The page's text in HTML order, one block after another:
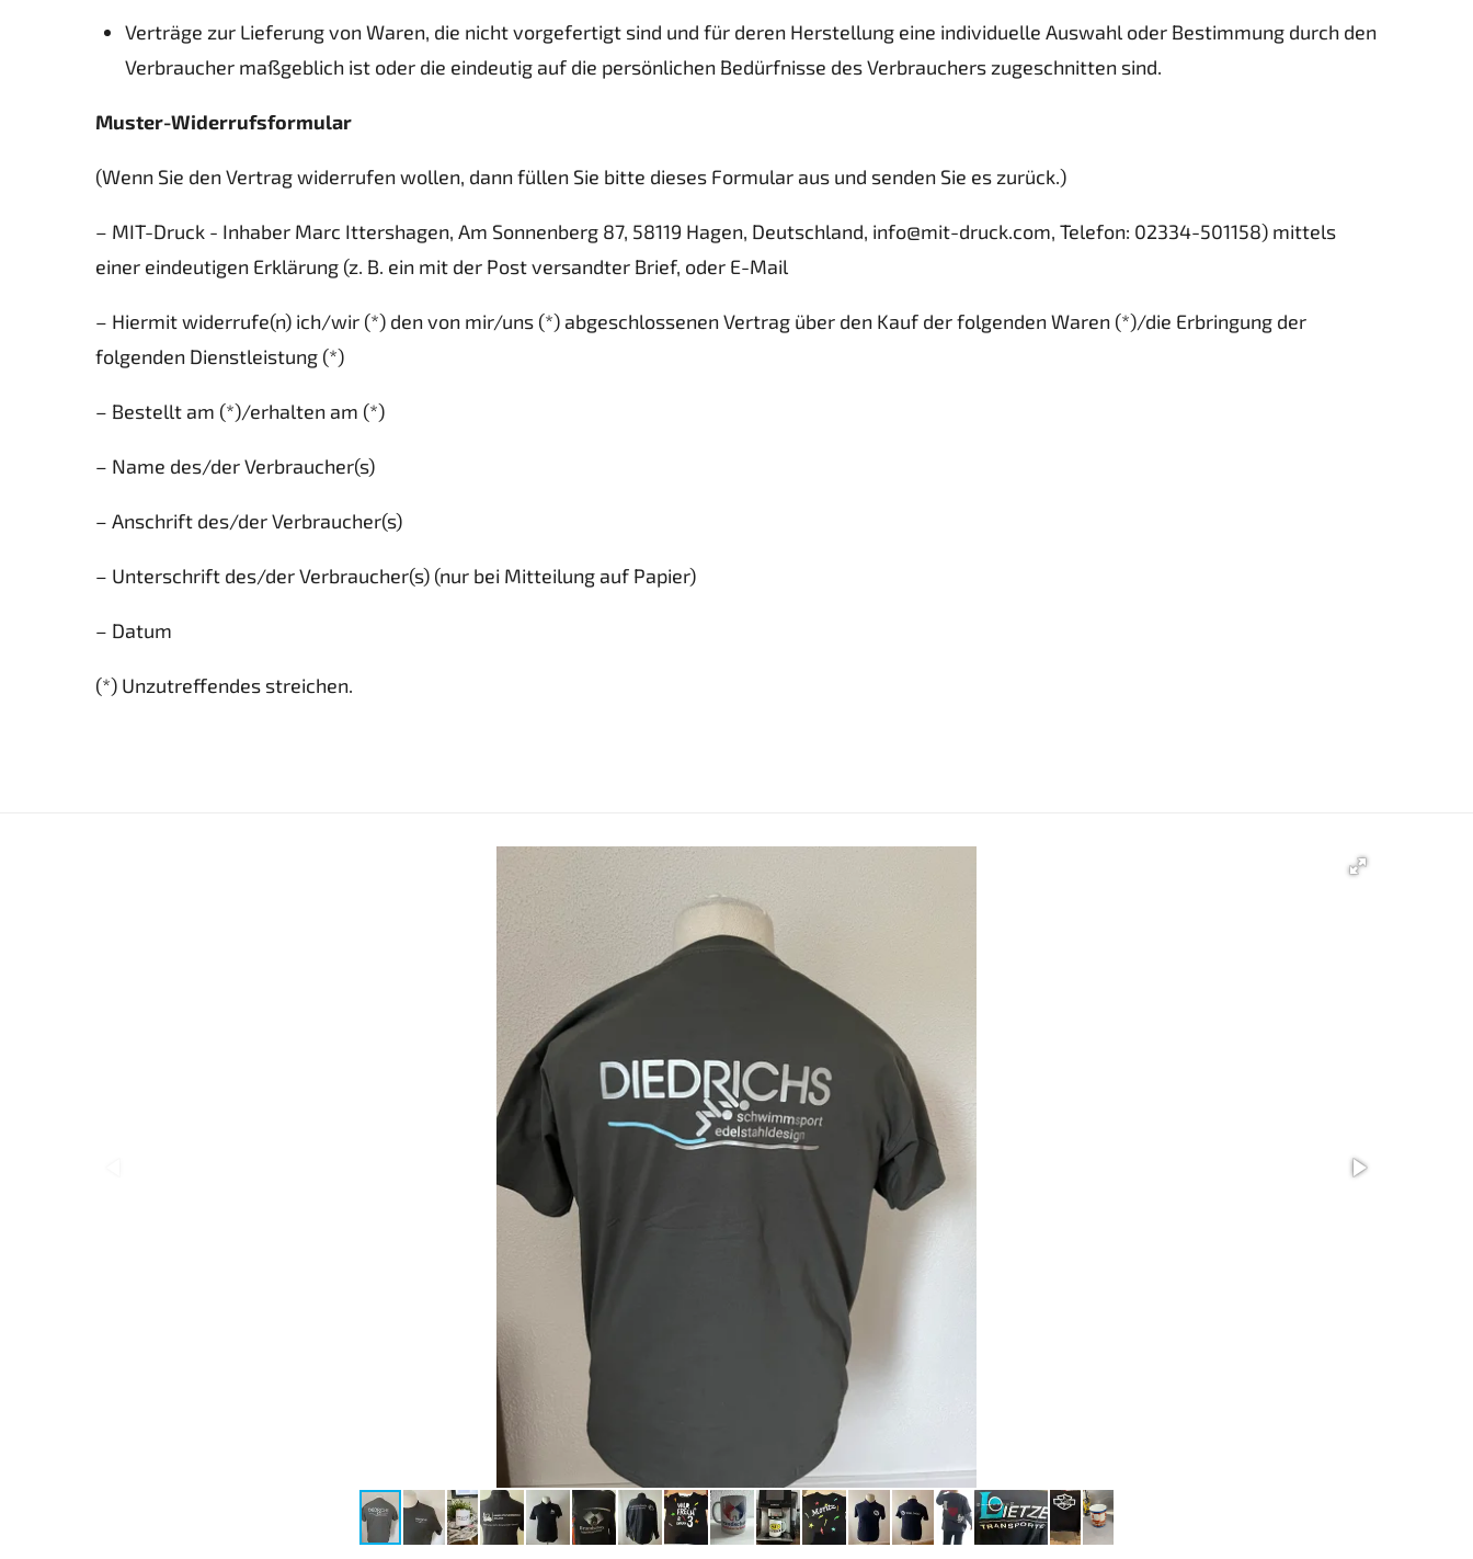
Verträge zur Lieferung von Waren, die nicht vorgefertigt sind und für deren Herstellung eine individuelle Auswahl oder Bestimmung durch den
Verbraucher maßgeblich ist oder die eindeutig auf die persönlichen Bedürfnisse des Verbrauchers zugeschnitten sind.
Muster-Widerrufsformular
(Wenn Sie den Vertrag widerrufen wollen, dann füllen Sie bitte dieses Formular aus und senden Sie es zurück.)
– MIT-Druck - Inhaber Marc Ittershagen, Am Sonnenberg 87, 58119 Hagen, Deutschland, info@mit-druck.com, Telefon: 02334-501158) mittels
einer eindeutigen Erklärung (z. B. ein mit der Post versandter Brief, oder E-Mail
– Hiermit widerrufe(n) ich/wir (*) den von mir/uns (*) abgeschlossenen Vertrag über den Kauf der folgenden Waren (*)/die Erbringung der
folgenden Dienstleistung (*)
– Bestellt am (*)/erhalten am (*)
– Name des/der Verbraucher(s)
– Anschrift des/der Verbraucher(s)
– Unterschrift des/der Verbraucher(s) (nur bei Mitteilung auf Papier)
– Datum
(*) Unzutreffendes streichen.